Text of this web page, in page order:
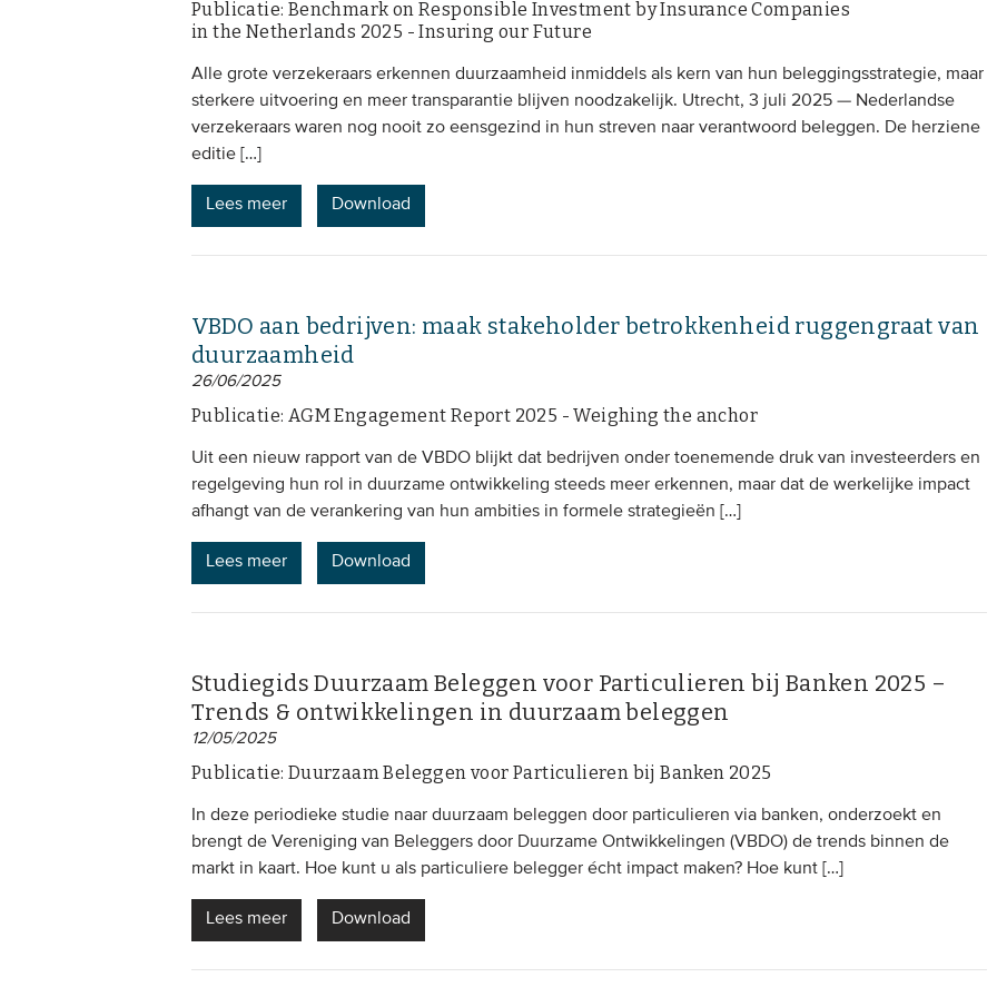
Publicatie: Benchmark on Responsible Investment by Insurance Companies
in the Netherlands 2025 - Insuring our Future
Alle grote verzekeraars erkennen duurzaamheid inmiddels als kern van hun beleggingsstrategie, maar
sterkere uitvoering en meer transparantie blijven noodzakelijk. Utrecht, 3 juli 2025 — Nederlandse
verzekeraars waren nog nooit zo eensgezind in hun streven naar verantwoord beleggen. De herziene
editie […]
Lees meer Download
VBDO aan bedrijven: maak stakeholder betrokkenheid ruggengraat van
duurzaamheid
26/06/2025
Publicatie: AGM Engagement Report 2025 - Weighing the anchor
Uit een nieuw rapport van de VBDO blijkt dat bedrijven onder toenemende druk van investeerders en
regelgeving hun rol in duurzame ontwikkeling steeds meer erkennen, maar dat de werkelijke impact
afhangt van de verankering van hun ambities in formele strategieën […]
Lees meer Download
Studiegids Duurzaam Beleggen voor Particulieren bij Banken 2025 –
Trends & ontwikkelingen in duurzaam beleggen
12/05/2025
Publicatie: Duurzaam Beleggen voor Particulieren bij Banken 2025
In deze periodieke studie naar duurzaam beleggen door particulieren via banken, onderzoekt en
brengt de Vereniging van Beleggers door Duurzame Ontwikkelingen (VBDO) de trends binnen de
markt in kaart. Hoe kunt u als particuliere belegger écht impact maken? Hoe kunt […]
Lees meer Download